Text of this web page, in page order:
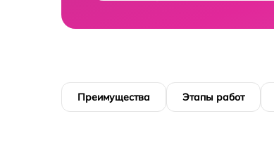
Преимущества Этапы работ